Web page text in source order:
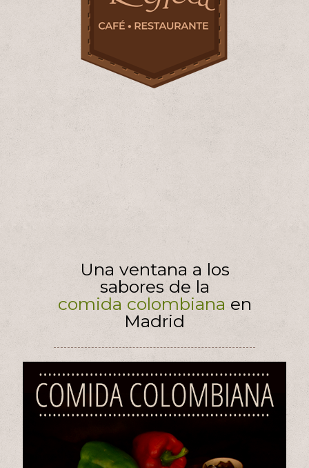
Una ventana a los
sabores de la
comida colombiana en
Madrid